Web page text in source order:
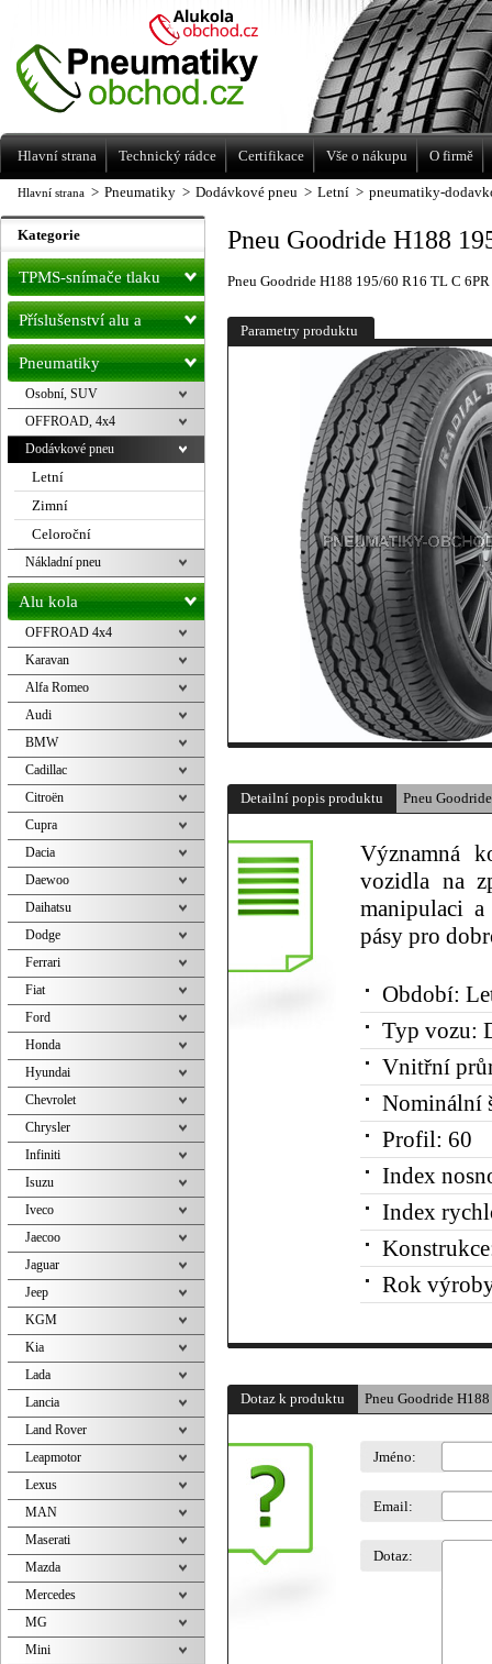
Hlavní strana > Pneumatiky > Dodávkové pneu > Letní > pneumatiky-
Pneu Goodride H188
Pneu Goodride H188 195/60 R16 TL C
Parametry produktu
Detailní popis produktu Pneu
Významná
vozidla na
manipulaci
pásy pro
Období:
Typ vozu:
Vnitřní
Nominální
Profil: 60
Index
Index
Rok
Dotaz k produktu Pneu Goodride
Jméno:
Email:
Dotaz:
Kategorie
TPMS-snímače tlaku
Příslušenství alu a
pneu
Pneumatiky
Osobní, SUV
OFFROAD, 4x4
Dodávkové pneu
Letní
Zimní
Celoroční
Nákladní pneu
Alu kola
OFFROAD 4x4
Karavan
Alfa Romeo
Audi
BMW
Cadillac
Citroën
Cupra
Dacia
Daewoo
Daihatsu
Dodge
Ferrari
Fiat
Ford
Honda
Hyundai
Chevrolet
Chrysler
Infiniti
Isuzu
Iveco
Jaecoo
Jaguar
Jeep
KGM
Kia
Lada
Lancia
Land Rover
Leapmotor
Lexus
MAN
Maserati
Mazda
Mercedes
MG
Mini
Levné pneumatiky letní, zimní, Alu kola
a litá kola Racing Line
Hlavní strana Technický rádce Certifikace Vše o nákupu O firmě